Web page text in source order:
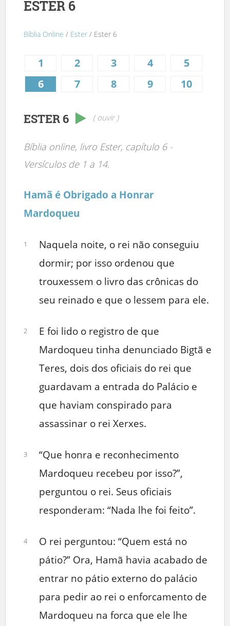
ESTER 6
Bíblia Online / Ester / Ester 6
1 2 3 4
5
6
7 8 9 10
ESTER 6 ( ouvir )
Bíblia online, livro Ester, capítulo 6 -
Versículos de 1 a 14.
Hamã é Obrigado a Honrar
Mardoqueu
1
Naquela noite, o rei não conseguiu
dormir; por isso ordenou que
trouxessem o livro das crônicas do
seu reinado e que o lessem para ele.
2
E foi lido o registro de que
Mardoqueu tinha denunciado Bigtã e
Teres, dois dos oficiais do rei que
guardavam a entrada do Palácio e
que haviam conspirado para
assassinar o rei Xerxes.
3
“Que honra e reconhecimento
Mardoqueu recebeu por isso?”,
perguntou o rei. Seus oficiais
responderam: “Nada lhe foi feito”.
4
O rei perguntou: “Quem está no
pátio?” Ora, Hamã havia acabado de
entrar no pátio externo do palácio
para pedir ao rei o enforcamento de
Mardoqueu na forca que ele lhe